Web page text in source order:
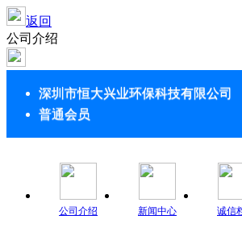
返回
公司介绍
深圳市恒大兴业环保科技有限公司
普通会员
公司介绍 新闻中心 诚信